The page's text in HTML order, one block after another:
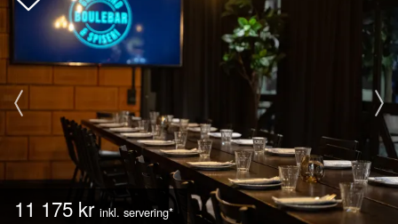
11 175 kr inkl. servering*